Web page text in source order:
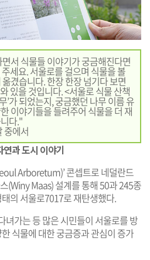
서 식물들 이야기가 궁금해진다면
세요. 서울로를 걸으며 식물을 볼
겼습니다. 한장 한장 넘기다 보면
있을 것입니다. <서울로 식물 산책
’가 되었는지, 궁금했던 나무 이름 유
이야기들을 들려주어 식물을 더 재
다."
중에서
과 도시 이야기
Arboretum)’ 콘셉트로 네덜란드
(Winy Maas) 설계를 통해 50과 245종
의 서울로7017로 재탄생했다.
녀가는 등 많은 시민들이 서울로를 방
식물에 대한 궁금증과 관심이 증가